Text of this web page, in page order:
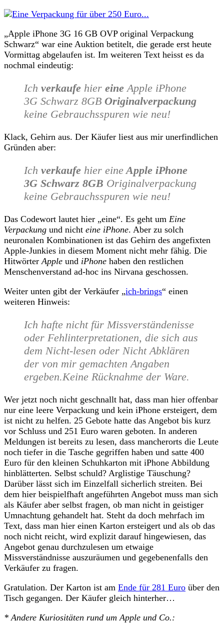
„Apple iPhone 3G 16 GB OVP original Verpackung
Schwarz“ war eine Auktion betitelt, die gerade erst heute
Vormittag abgelaufen ist. Im weiteren Text heisst es da
nochmal eindeutig:
Ich verkaufe hier eine Apple iPhone
3G Schwarz 8GB Originalverpackung
keine Gebrauchsspuren wie neu!
Klack, Gehirn aus. Der Käufer liest aus mir unerfindlichen
Gründen aber:
Ich verkaufe hier eine Apple iPhone
3G Schwarz 8GB Originalverpackung
keine Gebrauchsspuren wie neu!
Das Codewort lautet hier „eine“. Es geht um Eine
Verpackung und nicht eine iPhone. Aber zu solch
neuronalen Kombinationen ist das Gehirn des angefixten
Apple-Junkies in diesem Moment nicht mehr fähig. Die
Hitwörter Apple und iPhone haben den restlichen
Menschenverstand ad-hoc ins Nirvana geschossen.
Weiter unten gibt der Verkäufer „ich-brings“ einen
weiteren Hinweis:
Ich hafte nicht für Missverständenisse
oder Fehlinterpretationen, die sich aus
dem Nicht-lesen oder Nicht Abklären
der von mir gemachten Angaben
ergeben.Keine Rücknahme der Ware.
Wer jetzt noch nicht geschnallt hat, dass man hier offenbar
nur eine leere Verpackung und kein iPhone ersteigert, dem
ist nicht zu helfen. 25 Gebote hatte das Angebot bis kurz
vor Schluss und 251 Euro waren geboten. In anderen
Meldungen ist bereits zu lesen, dass mancherorts die Leute
noch tiefer in die Tasche gegriffen haben und satte 400
Euro für den kleinen Schuhkarton mit iPhone Abbildung
hinblätterten. Selbst schuld? Arglistige Täuschung?
Darüber lässt sich im Einzelfall sicherlich streiten. Bei
dem hier beispielfhaft angeführten Angebot muss man sich
als Käufer aber selbst fragen, ob man nicht in geistiger
Umnachtung gehandelt hat. Steht da doch mehrfach im
Text, dass man hier einen Karton ersteigert und als ob das
noch nicht reicht, wird explizit darauf hingewiesen, das
Angebot genau durchzulesen um etwaige
Missverständnisse auszuräumen und gegebenenfalls den
Verkäufer zu fragen.
Gratulation. Der Karton ist am Ende für 281 Euro über den
Tisch gegangen. Der Käufer gleich hinterher…
* Andere Kuriositäten rund um Apple und Co.: